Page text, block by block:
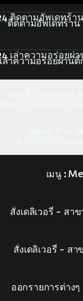
ติดตามอัพเดทร้า
อก : TikTok
ล่าความอร่อยผ่าน
เมนู :
สั่งเดลิเวอรี่ - สา
สั่งเดลิเวอรี่ - ส
ออกรายการต่าง